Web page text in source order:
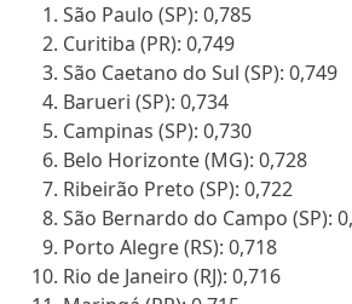
São Paulo (SP): 0,785
Curitiba (PR): 0,749
São Caetano do Sul (SP): 0,749
Barueri (SP): 0,734
Campinas (SP): 0,730
Belo Horizonte (MG): 0,728
Ribeirão Preto (SP): 0,722
São Bernardo do Campo (SP):
Porto Alegre (RS): 0,718
Rio de Janeiro (RJ): 0,716